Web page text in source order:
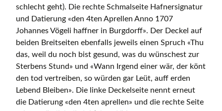
schlecht geht). Die rechte Schmalseite Hafnersignatur
und Datierung «den 4ten Aprellen Anno 1707
Johannes Vögeli haffner in Burgdorff». Der Deckel auf
beiden Breitseiten ebenfalls jeweils einen Spruch «Thu
das, weil du noch bist gesund, was du wünschest zur
Sterbens Stund» und «Wann Irgend einer wär, der könt
den tod vertreiben, so würden gar Leüt, auff erden
Lebend Bleiben». Die linke Deckelseite nennt erneut
die Datierung «den 4ten aprellen» und die rechte Seite